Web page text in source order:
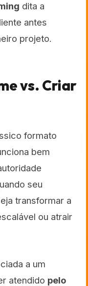
dita a
antes
projeto.
vs. Criar
formato
bem
seu
transformar a
ou atrair
a um
atendido pelo